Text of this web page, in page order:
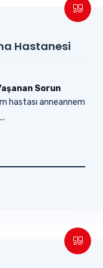
Hastanesi
Sorun
hastası anneannem